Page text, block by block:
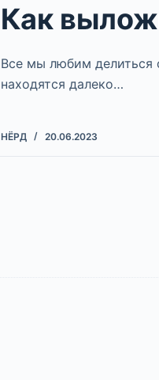
Как
Все мы любим делиться
находятся далеко…
НЁРД 20.06.2023